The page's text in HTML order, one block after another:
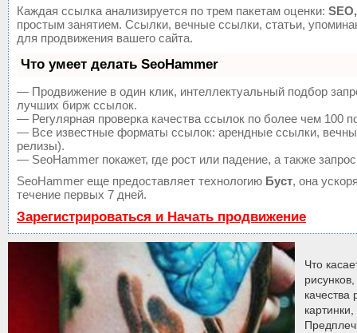
Каждая ссылка анализируется по трем пакетам оценки:
простым занятием. Ссылки, вечные ссылки, статьи,
для продвижения вашего сайта.
Что умеет делать SeoHammer
— Продвижение в один клик, интеллектуальный подбор
лучших бирж ссылок.
— Регулярная проверка качества ссылок по более чем 100
— Все известные форматы ссылок: арендные ссылки,
релизы).
— SeoHammer покажет, где рост или падение, а также
SeoHammer еще предоставляет технологию Буст, она
течение первых 7 дней.
Зарегистрироваться и Начать продвижение
Что
качества